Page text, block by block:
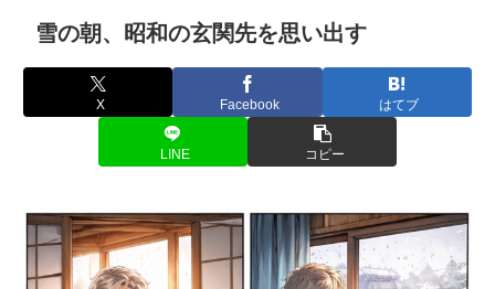
雪の朝、昭和の玄関先を思い出す
X Facebook はてブ
LINE コピー